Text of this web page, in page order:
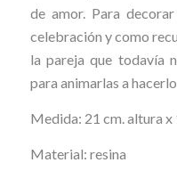
de amor. Para
celebración y como
la pareja que todavía
para animarlas a
Medida: 21 cm. altura x
Material: resina